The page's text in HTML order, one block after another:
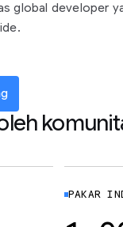
global developer
PAKAR